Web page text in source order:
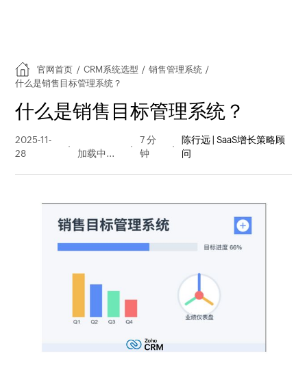
官网首页 / CRM系统选型 / 销售管理系统 /
什么是销售目标管理系统？
什么是销售目标管理系统？
2025-11-
28
量
7 分
钟
陈行远 | SaaS增长策略顾
问